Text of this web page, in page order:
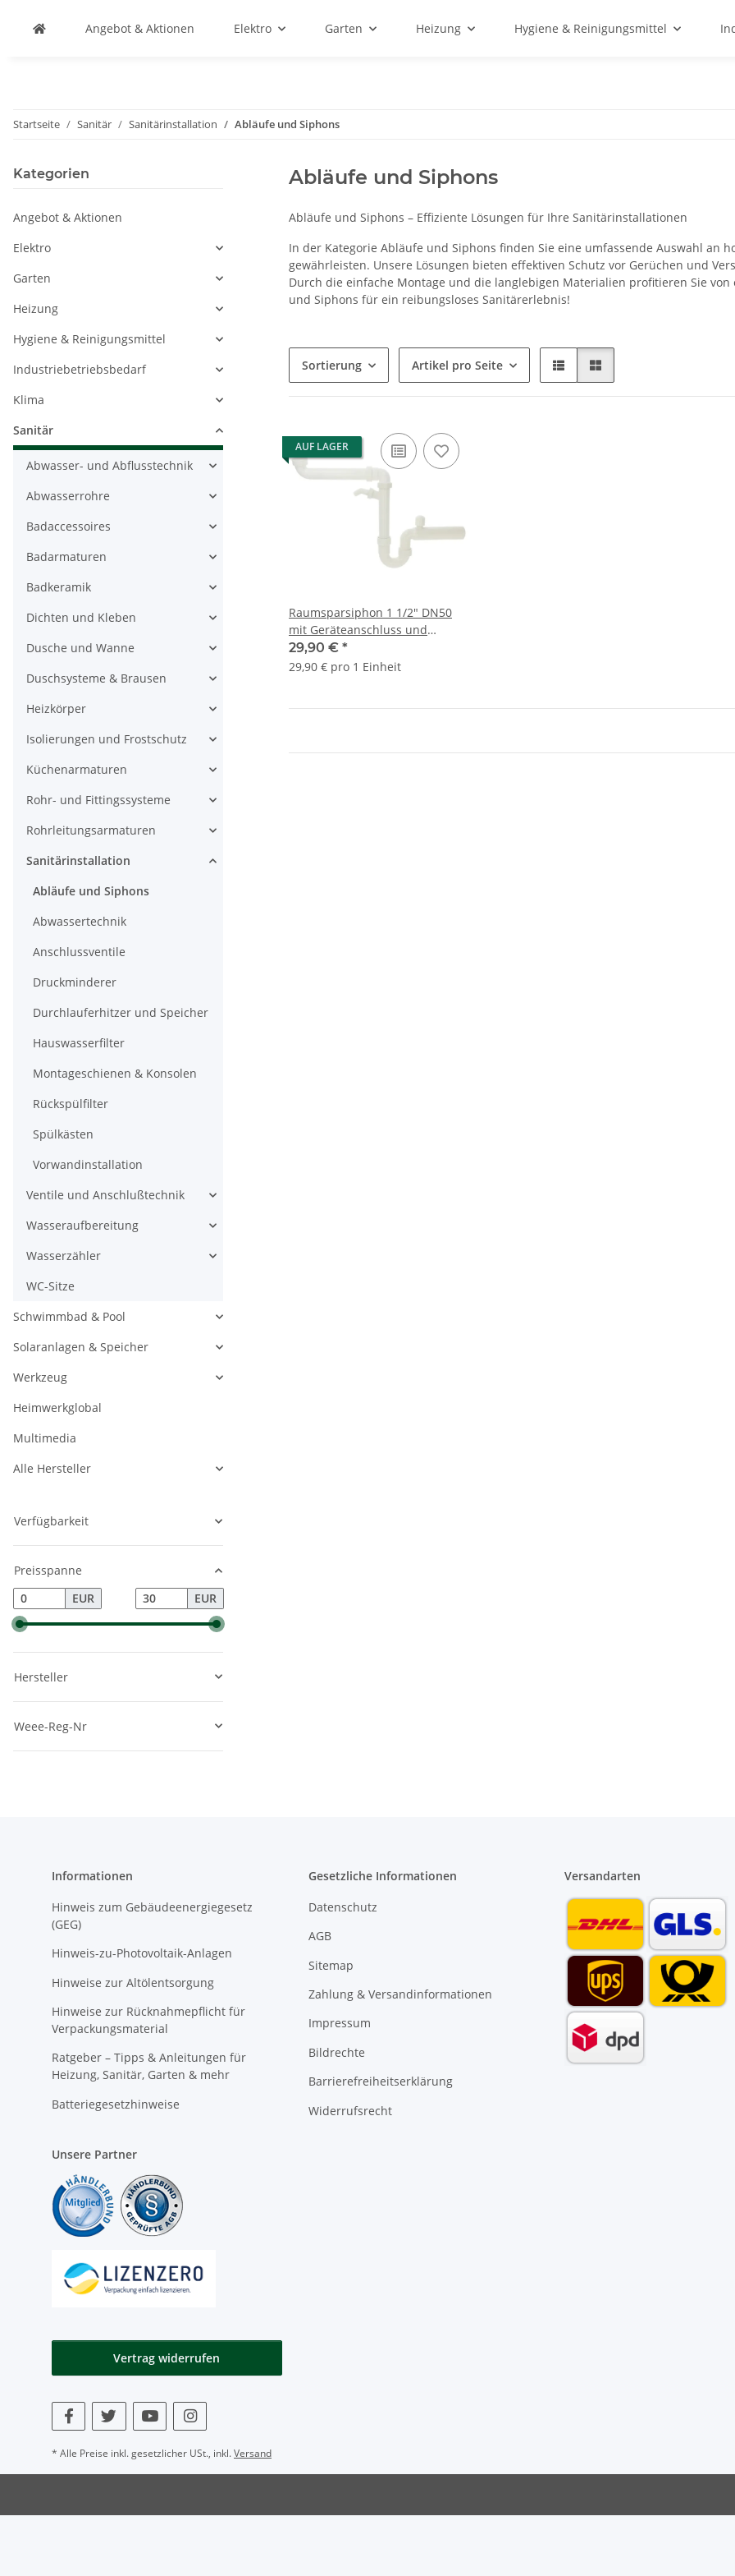
Angebot & Aktionen Elektro Garten Heizung Hygiene & Reinigungsmittel
Startseite Sanitär Sanitärinstallation Abläufe und Siphons
Abläufe und Siphons
Abläufe und Siphons – Effiziente Lösungen für Ihre Sanitärinstallationen
In der Kategorie Abläufe und Siphons finden Sie eine umfassende Auswahl an
gewährleisten. Unsere Lösungen bieten effektiven Schutz vor Gerüchen und
Durch die einfache Montage und die langlebigen Materialien profitieren Sie
und Siphons für ein reibungsloses Sanitärerlebnis!
Sortierung Artikel pro Seite
AUF LAGER
Raumsparsiphon 1 1/2" DN50
mit Geräteanschluss und
Rohrbelüfter
29,90 € *
29,90 € pro 1 Einheit
Kategorien
Angebot & Aktionen
Elektro
Garten
Heizung
Hygiene & Reinigungsmittel
Industriebetriebsbedarf
Klima
Sanitär
Abwasser- und Abflusstechnik
Abwasserrohre
Badaccessoires
Badarmaturen
Badkeramik
Dichten und Kleben
Dusche und Wanne
Duschsysteme & Brausen
Heizkörper
Isolierungen und Frostschutz
Küchenarmaturen
Rohr- und Fittingssysteme
Rohrleitungsarmaturen
Sanitärinstallation
Abläufe und Siphons
Abwassertechnik
Anschlussventile
Druckminderer
Durchlauferhitzer und Speicher
Hauswasserfilter
Montageschienen & Konsolen
Rückspülfilter
Spülkästen
Vorwandinstallation
Ventile und Anschlußtechnik
Wasseraufbereitung
Wasserzähler
WC-Sitze
Schwimmbad & Pool
Solaranlagen & Speicher
Werkzeug
Heimwerkglobal
Multimedia
Alle Hersteller
Verfügbarkeit
Preisspanne
EUR
EUR
Hersteller
Weee-Reg-Nr
Informationen
Hinweis zum Gebäudeenergiegesetz
(GEG)
Hinweis-zu-Photovoltaik-Anlagen
Hinweise zur Altölentsorgung
Hinweise zur Rücknahmepflicht für
Verpackungsmaterial
Ratgeber – Tipps & Anleitungen für
Heizung, Sanitär, Garten & mehr
Batteriegesetzhinweise
Gesetzliche Informationen
Datenschutz
AGB
Sitemap
Zahlung & Versandinformationen
Impressum
Bildrechte
Barrierefreiheitserklärung
Widerrufsrecht
Versandarten
Unsere Partner
Vertrag widerrufen
* Alle Preise inkl. gesetzlicher USt., inkl.Versand